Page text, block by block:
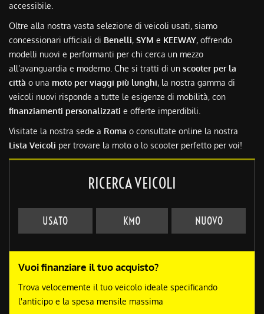
accessibile.
Oltre alla nostra vasta selezione di veicoli usati, siamo
concessionari ufficiali di Benelli, SYM e KEEWAY, offrendo
modelli nuovi e performanti per chi cerca un mezzo
all’avanguardia e moderno. Che si tratti di un scooter per la
città o una moto per viaggi più lunghi, la nostra gamma di
veicoli nuovi risponde a tutte le esigenze di mobilità, con
finanziamenti personalizzati e offerte imperdibili.
Visitate la nostra sede a Roma o consultate online la nostra
Lista Veicoli per trovare la moto o lo scooter perfetto per voi!
RICERCA VEICOLI
USATO KM0 NUOVO
Vuoi finanziare il tuo acquisto?
Trova velocemente il tuo veicolo ideale specificando
l'anticipo e la spesa mensile massima